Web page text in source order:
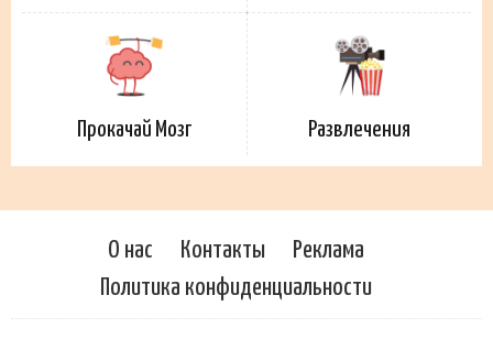
Прокачай Мозг Развлечения
О нас Контакты
Реклама
Политика конфиденциальности